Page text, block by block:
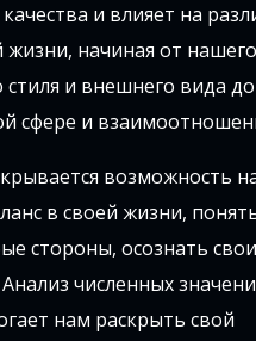
и влияет на
начиная от нашего
стиля и внешнего вида
сфере и
возможность
в своей жизни,
стороны, осознать
Анализ численных
нам раскрыть свой